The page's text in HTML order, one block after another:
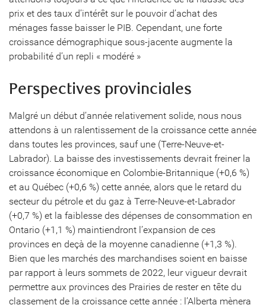
prix et des taux d’intérêt sur le pouvoir d’achat des
ménages fasse baisser le PIB. Cependant, une forte
croissance démographique sous-jacente augmente la
probabilité d’un repli « modéré »
Perspectives provinciales
Malgré un début d’année relativement solide, nous nous
attendons à un ralentissement de la croissance cette année
dans toutes les provinces, sauf une (Terre-Neuve-et-
Labrador). La baisse des investissements devrait freiner la
croissance économique en Colombie-Britannique (+0,6 %)
et au Québec (+0,6 %) cette année, alors que le retard du
secteur du pétrole et du gaz à Terre-Neuve-et-Labrador
(+0,7 %) et la faiblesse des dépenses de consommation en
Ontario (+1,1 %) maintiendront l’expansion de ces
provinces en deçà de la moyenne canadienne (+1,3 %).
Bien que les marchés des marchandises soient en baisse
par rapport à leurs sommets de 2022, leur vigueur devrait
permettre aux provinces des Prairies de rester en tête du
classement de la croissance cette année : l’Alberta mènera